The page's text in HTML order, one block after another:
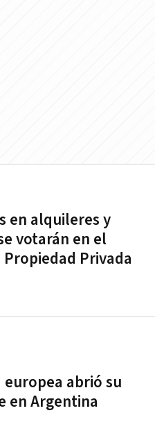
en alquileres y
votarán en el
Privada
abrió su
en Argentina